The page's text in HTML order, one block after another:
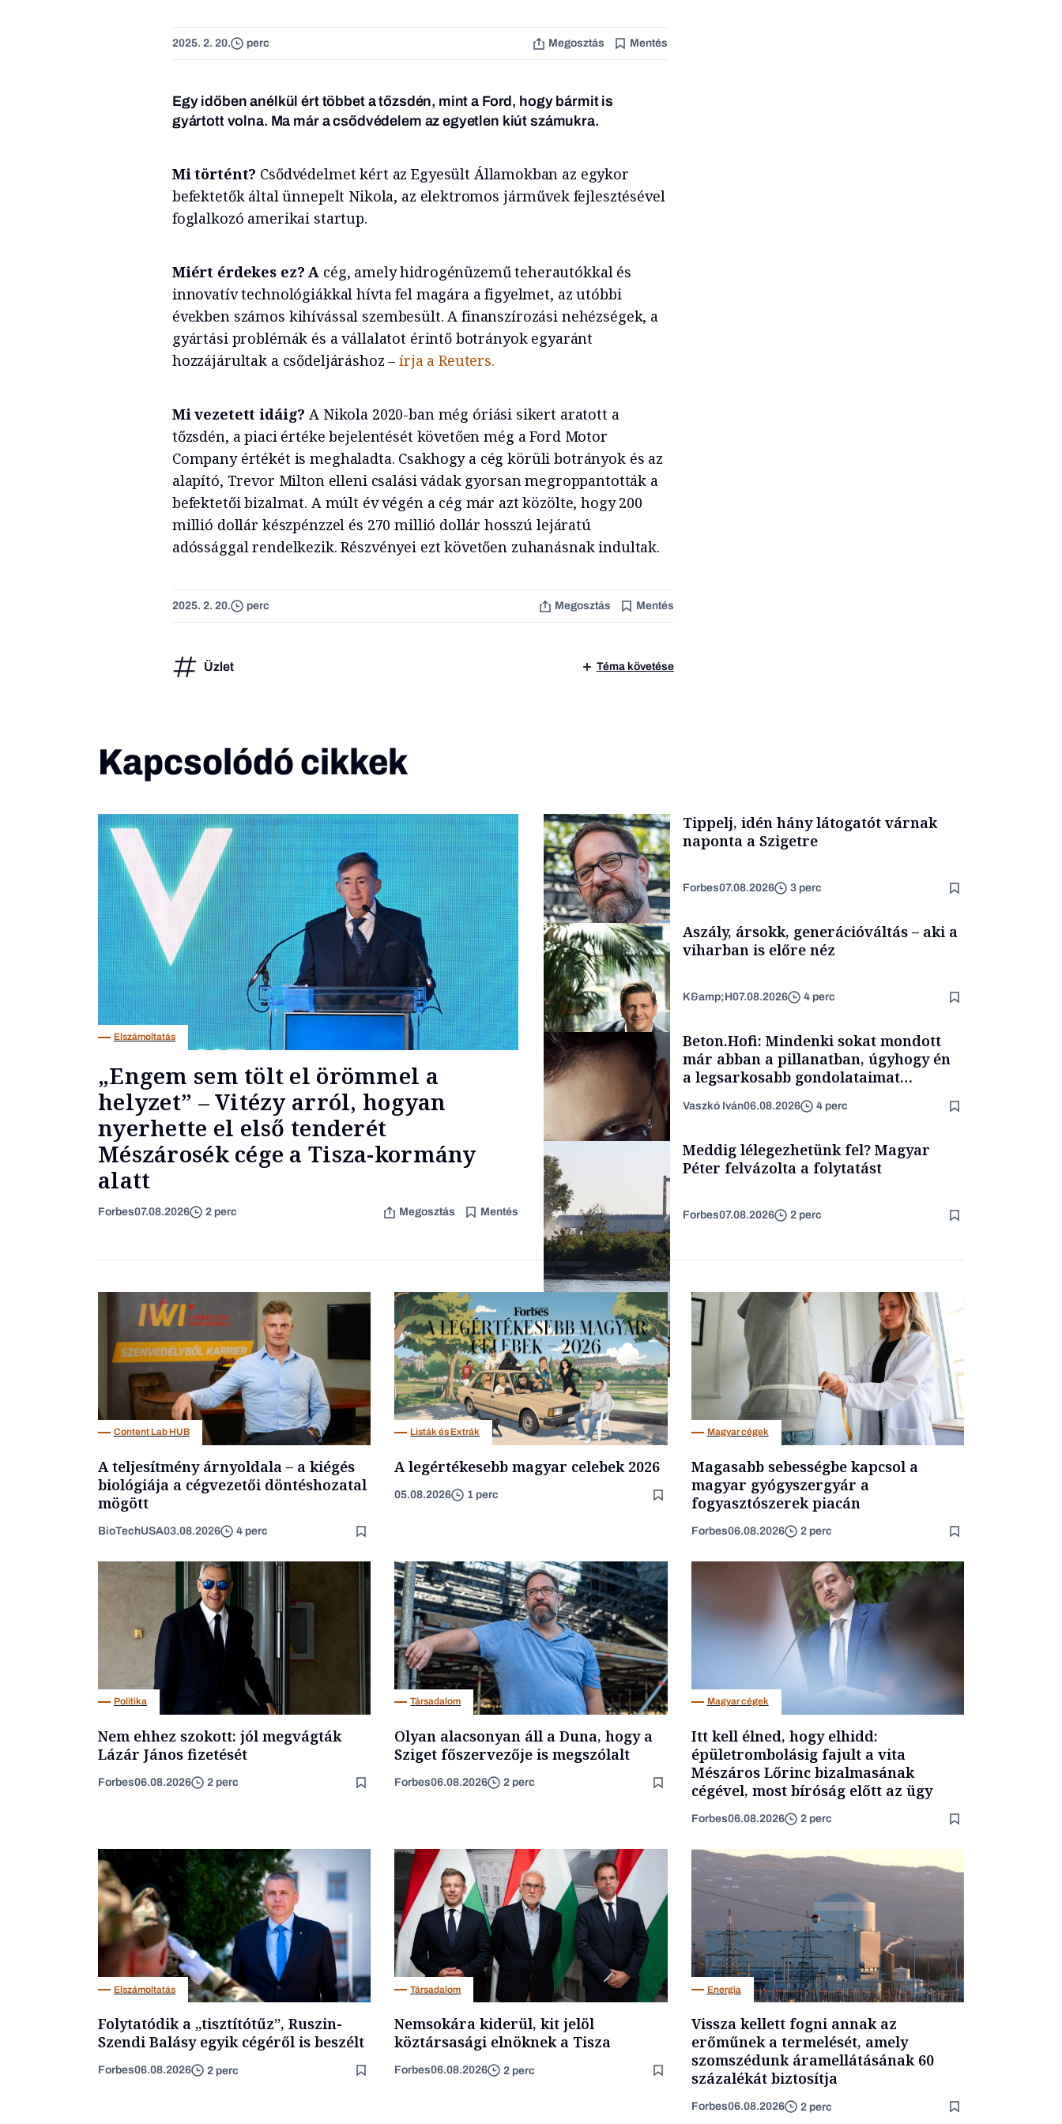
2025. 2. 20. perc Megosztás Mentés
Egy időben anélkül ért többet a tőzsdén, mint a Ford, hogy bármit is
gyártott volna. Ma már a csődvédelem az egyetlen kiút számukra.
Mi történt? Csődvédelmet kért az Egyesült Államokban az egykor
befektetők által ünnepelt Nikola, az elektromos járművek fejlesztésével
foglalkozó amerikai startup.
Miért érdekes ez? A cég, amely hidrogénüzemű teherautókkal és
innovatív technológiákkal hívta fel magára a figyelmet, az utóbbi
években számos kihívással szembesült. A finanszírozási nehézségek, a
gyártási problémák és a vállalatot érintő botrányok egyaránt
hozzájárultak a csődeljáráshoz –írja a Reuters.
Mi vezetett idáig? A Nikola 2020-ban még óriási sikert aratott a
tőzsdén, a piaci értéke bejelentését követően még a Ford Motor
Company értékét is meghaladta. Csakhogy a cég körüli botrányok és az
alapító, Trevor Milton elleni csalási vádak gyorsan megroppantották a
befektetői bizalmat. A múlt év végén a cég már azt közölte, hogy 200
millió dollár készpénzzel és 270 millió dollár hosszú lejáratú
adóssággal rendelkezik. Részvényei ezt követően zuhanásnak indultak.
2025. 2. 20. perc Megosztás Mentés
Üzlet Téma követése
Kapcsolódó cikkek
Elszámoltatás
„Engem sem tölt el örömmel a
helyzet” – Vitézy arról, hogyan
nyerhette el első tenderét
Mészárosék cége a Tisza-kormány
alatt
Forbes07.08.2026 2 perc Megosztás Mentés
Tippelj, idén hány látogatót várnak
naponta a Szigetre
Forbes07.08.2026 3 perc
TÁMOGATÓI
Aszály, ársokk, generációváltás – aki a
viharban is előre néz
K&amp;H07.08.2026 4 perc
Forbes-sztori
Beton.Hofi: Mindenki sokat mondott
már abban a pillanatban, úgyhogy én
a legsarkosabb gondolataimat
Vaszkó Iván06.08.2026 4 perc
Energia
Meddig lélegezhetünk fel? Magyar
Péter felvázolta a folytatást
Forbes07.08.2026 2 perc
Content Lab HUB
A teljesítmény árnyoldala – a kiégés
biológiája a cégvezetői döntéshozatal
mögött
BioTechUSA03.08.2026 4 perc
Listák és Extrák
A legértékesebb magyar celebek 2026
05.08.2026 1 perc
Magyar cégek
Magasabb sebességbe kapcsol a
magyar gyógyszergyár a
fogyasztószerek piacán
Forbes06.08.2026 2 perc
Politika
Nem ehhez szokott: jól megvágták
Lázár János fizetését
Forbes06.08.2026 2 perc
Társadalom
Olyan alacsonyan áll a Duna, hogy a
Sziget főszervezője is megszólalt
Forbes06.08.2026 2 perc
Magyar cégek
Itt kell élned, hogy elhidd:
épületrombolásig fajult a vita
Mészáros Lőrinc bizalmasának
cégével, most bíróság előtt az ügy
Forbes06.08.2026 2 perc
Elszámoltatás
Folytatódik a „tisztítótűz”, Ruszin-
Szendi Balásy egyik cégéről is beszélt
Forbes06.08.2026 2 perc
Társadalom
Nemsokára kiderül, kit jelöl
köztársasági elnöknek a Tisza
Forbes06.08.2026 2 perc
Energia
Vissza kellett fogni annak az
erőműnek a termelését, amely
szomszédunk áramellátásának 60
százalékát biztosítja
Forbes06.08.2026 2 perc